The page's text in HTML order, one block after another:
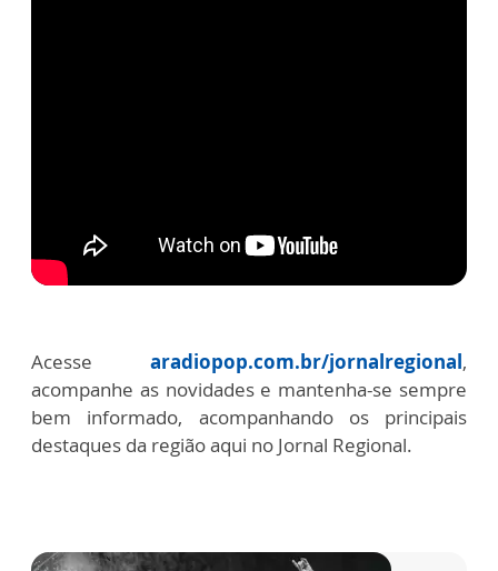
Acesse aradiopop.com.br/jornalregional,
acompanhe as novidades e mantenha-se sempre
bem informado, acompanhando os principais
destaques da região aqui no Jornal Regional.